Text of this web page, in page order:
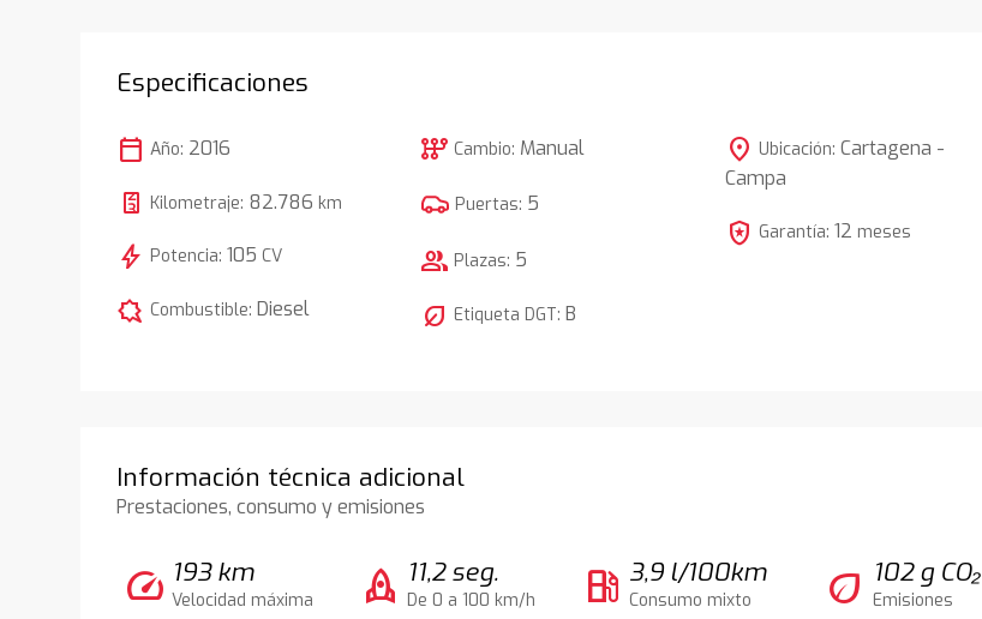
Especificaciones
calendar_today Año: 2016
Kilometraje: 82.786 km
bolt Potencia:105 CV
comic_bubble Combustible:Diesel
auto_transmission Cambio: Manual
Puertas: 5
group Plazas: 5
nest_eco_leaf Etiqueta DGT:B
location_on Ubicación: Cartagena -
Campa
local_police Garantía: 12 meses
Información técnica adicional
Prestaciones, consumo y emisiones
speed 193 km
Velocidad máxima rocket 11,2 seg.
De 0 a 100 km/h local_gas_station 3,9 l/100km
Consumo mixto eco 102 g CO₂
Emisiones